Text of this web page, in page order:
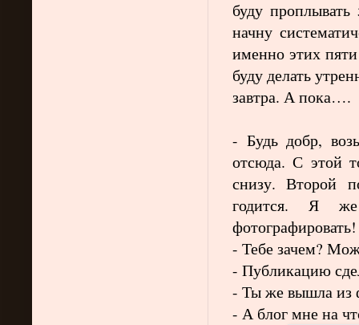
буду
начну
именно этих
буду делать
завтра. А пока….
- Будь добр,
отсюда. С этой
снизу. Второй
годится. Я
- Тебе зачем?
- Публикацию
- Ты же вышла из
- А блог мне на